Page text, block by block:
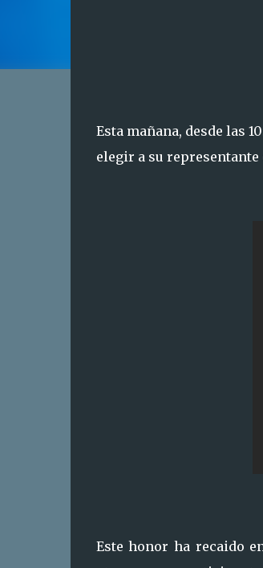
Esta mañana, desde las
elegir a su representante
Este honor ha recaido